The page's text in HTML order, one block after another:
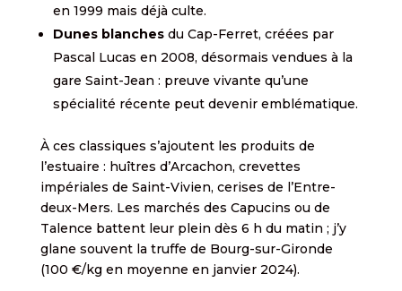
en 1999 mais déjà culte.
Dunes blanchesdu Cap-Ferret, créées par
Pascal Lucas en 2008, désormais vendues à la
gare Saint-Jean : preuve vivante qu’une
spécialité récente peut devenir emblématique.
À ces classiques s’ajoutent les produits de
l’estuaire : huîtres d’Arcachon, crevettes
impériales de Saint-Vivien, cerises de l’Entre-
deux-Mers. Les marchés des Capucins ou de
Talence battent leur plein dès 6 h du matin ; j’y
glane souvent la truffe de Bourg-sur-Gironde
(100 €/kg en moyenne en janvier 2024).